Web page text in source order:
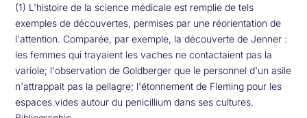
(1) L'histoire de la science médicale est remplie de tels
exemples de découvertes, permises par une réorientation de
l'attention. Comparée, par exemple, la découverte de Jenner :
les femmes qui trayaient les vaches ne contactaient pas la
variole; l'observation de Goldberger que le personnel d'un asile
n'attrappait pas la pellagre; l'étonnement de Fleming pour les
espaces vides autour du penicillium dans ses cultures.